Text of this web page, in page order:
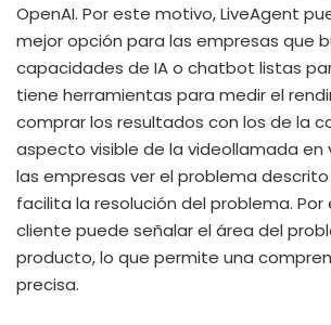
OpenAI. Por este motivo, LiveAgent
mejor opción para las empresas que
capacidades de IA o chatbot listas
tiene herramientas para medir el
comprar los resultados con los de la
aspecto visible de la videollamada en
las empresas ver el problema
facilita la resolución del problema. Por
cliente puede señalar el área del
producto, lo que permite una
precisa.